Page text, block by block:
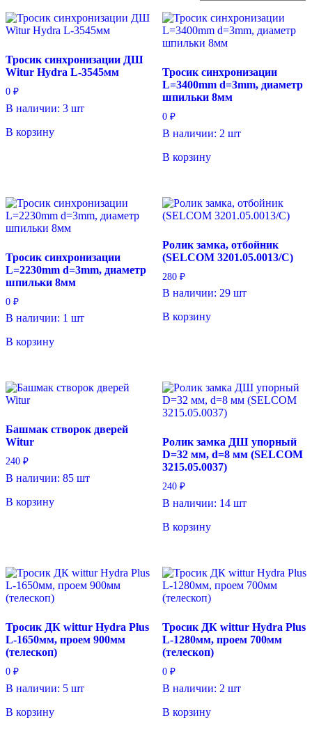
Тросик синхронизации ДШ
Witur Hydra L-3545мм
0 ₽
В наличии: 3 шт
В корзину
Тросик синхронизации
L=3400mm d=3mm, диаметр
шпильки 8мм
0 ₽
В наличии: 2 шт
В корзину
Тросик синхронизации
L=2230mm d=3mm, диаметр
шпильки 8мм
0 ₽
В наличии: 1 шт
В корзину
Ролик замка, отбойник
(SELCOM 3201.05.0013/C)
280 ₽
В наличии: 29 шт
В корзину
Башмак створок дверей
Witur
240 ₽
В наличии: 85 шт
В корзину
Ролик замка ДШ упорный
D=32 мм, d=8 мм (SELCOM
3215.05.0037)
240 ₽
В наличии: 14 шт
В корзину
Тросик ДК wittur Hydra Plus
L-1650мм, проем 900мм
(телескоп)
0 ₽
В наличии: 5 шт
В корзину
Тросик ДК wittur Hydra Plus
L-1280мм, проем 700мм
(телескоп)
0 ₽
В наличии: 2 шт
В корзину